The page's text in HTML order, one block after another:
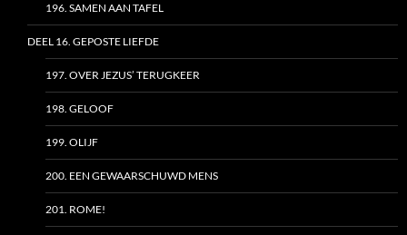
196. SAMEN AAN TAFEL
DEEL 16. GEPOSTE LIEFDE
197. OVER JEZUS’ TERUGKEER
198. GELOOF
199. OLIJF
200. EEN GEWAARSCHUWD MENS
201. ROME!